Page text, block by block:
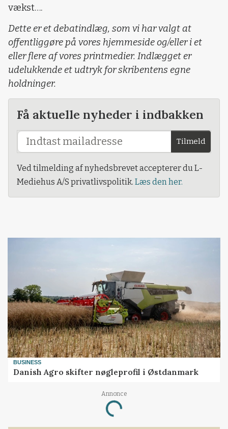
vækst….
Dette er et debatindlæg, som vi har valgt at
offentliggøre på vores hjemmeside og/eller i et
eller flere af vores printmedier. Indlægget er
udelukkende et udtryk for skribentens egne
holdninger.
Få aktuelle nyheder i indbakken
Tilmeld
Ved tilmelding af nyhedsbrevet accepterer du L-
Mediehus A/S privatlivspolitik. Læs den her.
BUSINESS
Danish Agro skifter nøgleprofil i Østdanmark
Annonce
Loading...